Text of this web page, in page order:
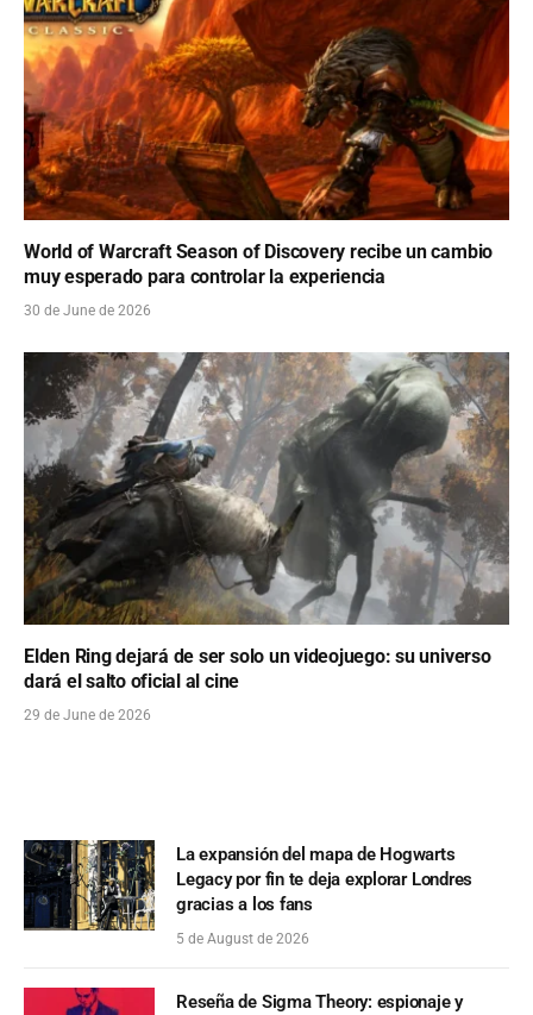
World of Warcraft Season of Discovery recibe un cambio
muy esperado para controlar la experiencia
30 de June de 2026
Elden Ring dejará de ser solo un videojuego: su universo
dará el salto oficial al cine
29 de June de 2026
La expansión del mapa de Hogwarts
Legacy por fin te deja explorar Londres
gracias a los fans
5 de August de 2026
Reseña de Sigma Theory: espionaje y